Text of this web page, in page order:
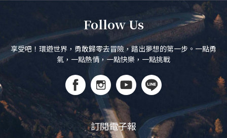
Follow Us
享受吧！環遊世界，勇敢歸零去冒險，踏出夢想的第一步。一點勇
氣，一點熱情，一點快樂，一點挑戰
訂閱電子報